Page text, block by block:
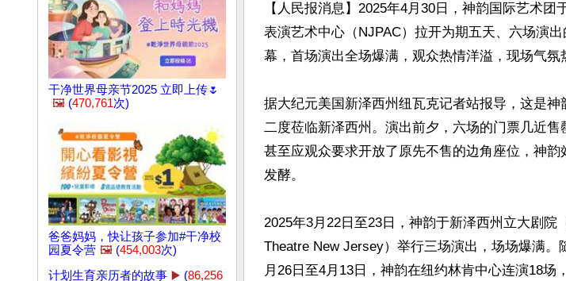
干净世界母亲节2025 立即上传🌷
🖼️ (470,761次)
爸爸妈妈，快让孩子参加#干净校
园夏令营 🖼️ (454,003次)
计划生育亲历者的故事 ▶️ (86,256
【人民报消息】2025年4月30日，神韵国际艺术团
表演艺术中心（NJPAC）拉开为期五天、六场演出
幕，首场演出全场爆满，观众热情洋溢，现场气氛
据大纪元美国新泽西州纽瓦克记者站报导，这是神
二度莅临新泽西州。演出前夕，六场的门票几近售
甚至应观众要求开放了原先不售的边角座位，神韵
发酵。
2025年3月22日至23日，神韵于新泽西州立大剧院
Theatre New Jersey）举行三场演出，场场爆满。
月26日至4月13日，神韵在纽约林肯中心连演18场